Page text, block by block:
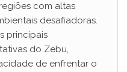
com altas
desafiadoras.
principais
do Zebu,
de enfrentar o